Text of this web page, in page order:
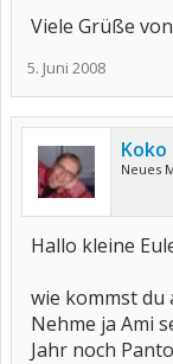
Viele Grüße
5. Juni 2008
Koko
Neues
Hallo kleine
wie kommst du
Nehme ja Ami
Jahr noch